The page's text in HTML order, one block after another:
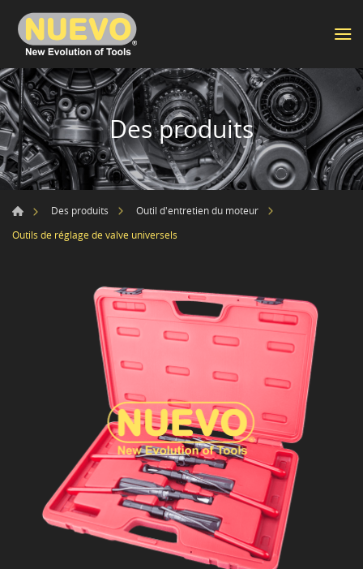
Des produits
Des produits
Outil d'entretien du moteur
Outils de réglage de valve universels